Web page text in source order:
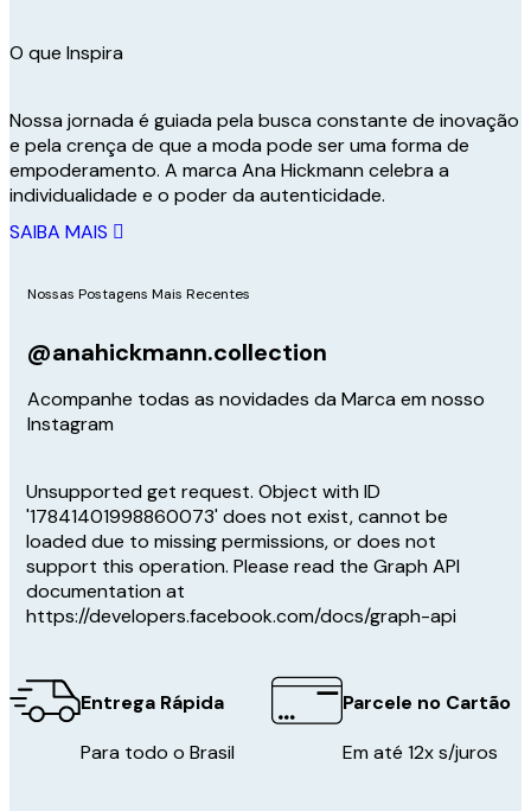
O que Inspira
Nossa jornada é guiada pela busca constante de inovação
e pela crença de que a moda pode ser uma forma de
empoderamento. A marca Ana Hickmann celebra a
individualidade e o poder da autenticidade.
SAIBA MAIS
Nossas Postagens Mais Recentes
@anahickmann.collection
Acompanhe todas as novidades da Marca em nosso
Instagram
Unsupported get request. Object with ID
'17841401998860073' does not exist, cannot be
loaded due to missing permissions, or does not
support this operation. Please read the Graph API
documentation at
https://developers.facebook.com/docs/graph-api
Entrega Rápida
Para todo o Brasil
Parcele no Cartão
Em até 12x s/juros